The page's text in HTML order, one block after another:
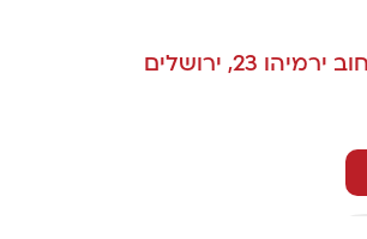
ירמיהו 23, ירושלים